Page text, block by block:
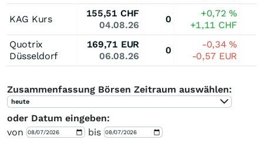
KAG Kurs
155,51 CHF
04.08.26
0
+0,72%
+1,11 CHF
Quotrix
Düsseldorf
169,71 EUR
06.08.26
0
-0,34%
-0,57 EUR
Zusammenfassung Börsen Zeitraum auswählen:
heute
oder Datum eingeben:
von
bis